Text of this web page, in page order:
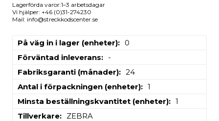
Lagerförda varor:1–3 arbetsdagar
Vi hjälper: +46 (0)31-274230
Mail: info@streckkodscenter.se
På väg in i lager (enheter)
0
Förväntad inleverans
-
Fabriksgaranti (månader)
24
Antal i förpackningen (enheter)
1
Minsta beställningskvantitet (enheter)
1
Tillverkare
ZEBRA